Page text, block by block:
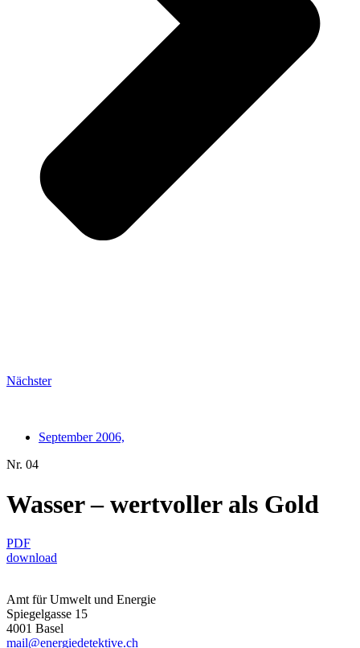
Nächster
September 2006,
Nr. 04
Wasser – wertvoller als Gold
PDF
download
Amt für Umwelt und Energie
Spiegelgasse 15
4001 Basel
mail@energiedetektive.ch